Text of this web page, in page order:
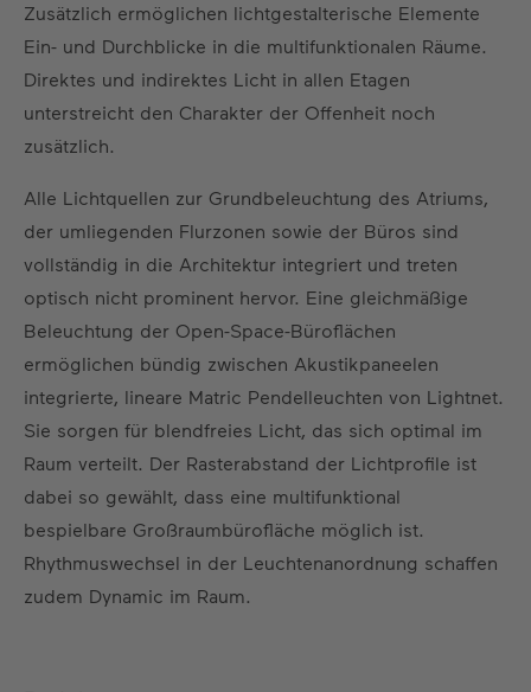
Zusätzlich ermöglichen lichtgestalterische Elemente
Ein- und Durchblicke in die multifunktionalen Räume.
Direktes und indirektes Licht in allen Etagen
unterstreicht den Charakter der Offenheit noch
zusätzlich.
Alle Lichtquellen zur Grundbeleuchtung des Atriums,
der umliegenden Flurzonen sowie der Büros sind
vollständig in die Architektur integriert und treten
optisch nicht prominent hervor. Eine gleichmäßige
Beleuchtung der Open-Space-Büroflächen
ermöglichen bündig zwischen Akustikpaneelen
integrierte, lineare Matric Pendelleuchten von Lightnet.
Sie sorgen für blendfreies Licht, das sich optimal im
Raum verteilt. Der Rasterabstand der Lichtprofile ist
dabei so gewählt, dass eine multifunktional
bespielbare Großraumbürofläche möglich ist.
Rhythmuswechsel in der Leuchtenanordnung schaffen
zudem Dynamic im Raum.